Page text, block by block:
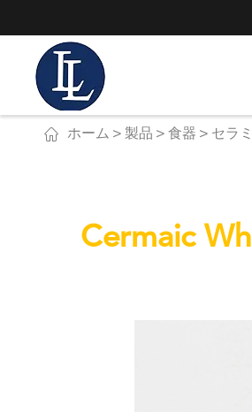
 ホーム 製品 食器 セラ
Cermaic